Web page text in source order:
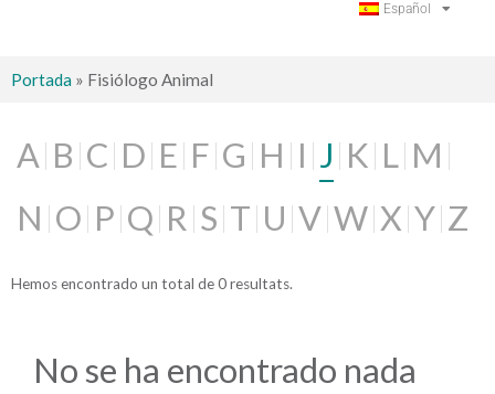
Español
Portada » Fisiólogo Animal
A B C D E F G H I J K L M
N O P Q R S T U V W X Y Z
Hemos encontrado un total de 0 resultats.
No se ha encontrado nada